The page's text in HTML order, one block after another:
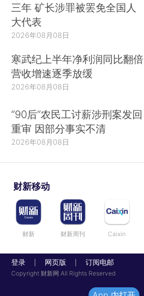
三年 矿长涉罪被罢免全国人
大代表
2026年08月08日
寒武纪上半年净利润同比翻倍
营收增速逐季放缓
2026年08月08日
“90后”农民工讨薪涉刑案发回
重审 因部分事实不清
2026年08月08日
财新移动
财新 财新周刊 Caixin
登录 网页版 订阅电邮
Copyright 财新网 All Rights Reserved